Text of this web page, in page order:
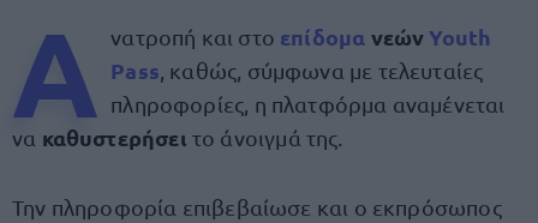
Α νατροπή και στο επίδομα νεώνYouth
Pass , καθώς, σύμφωνα με τελευταίες
πληροφορίες, η πλατφόρμα αναμένεται
να καθυστερήσει το άνοιγμά της.
Την πληροφορία επιβεβαίωσε και ο εκπρόσωπος